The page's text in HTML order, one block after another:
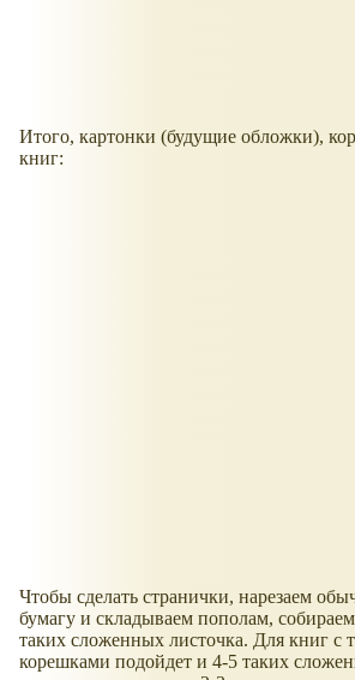
Итого, картонки (будущие обложки),
книг:
Чтобы сделать странички, нарезаем
бумагу и складываем пополам,
таких сложенных листочка. Для книг с
корешками подойдет и 4-5 таких